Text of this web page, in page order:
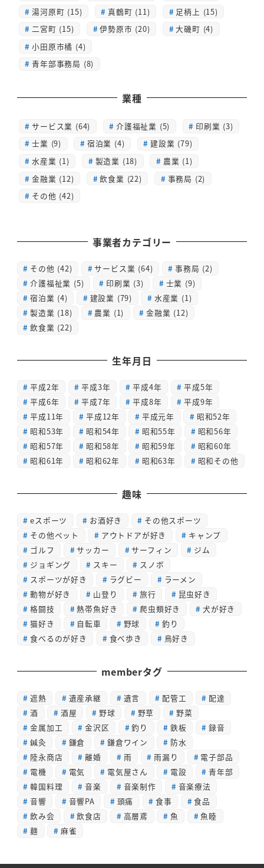
湯河原町 (15)
真鶴町 (11)
足柄上 (15)
二宮町 (15)
伊勢原市 (20)
大磯町 (4)
小田原市橘 (4)
青年部事務局 (8)
業種
サービス業 (64) 介護福祉業 (5)
印刷業 (3)
士業 (9)
宿泊業 (4)
建設業 (79)
水産業 (1)
製造業 (18)
農業 (1)
金融業 (12)
飲食業 (22)
事務局 (2)
その他 (42)
事業者カテゴリー
その他 (42) サービス業 (64) 事務局 (2)
介護福祉業 (5) 印刷業 (3) 士業 (9)
宿泊業 (4) 建設業 (79) 水産業 (1)
製造業 (18) 農業 (1) 金融業 (12)
飲食業 (22)
生年月日
平成2年 平成3年 平成4年
平成5年
平成6年
平成7年 平成8年
平成9年
平成11年
平成12年 平成元年
昭和52年
昭和53年
昭和54年 昭和55年
昭和56年
昭和57年
昭和58年 昭和59年
昭和60年
昭和61年
昭和62年 昭和63年 昭和その他
趣味
eスポーツ お酒好き
その他スポーツ
その他ペット
アウトドアが好き
キャンプ
ゴルフ
サッカー サーフィン
ジム
ジョギング
スキー
スノボ
スポーツが好き
ラグビー
ラーメン
動物が好き
山登り 旅行
昆虫好き
格闘技
熱帯魚好き 爬虫類好き
犬が好き
猫好き
自転車 野球
釣り
食べるのが好き
食べ歩き 鳥好き
memberタグ
遮熱 遺産承継 遺言 配管工
配達
酒
酒屋 野球 野草
野菜
金属加工
金沢区 釣り 鉄板
録音
鍼灸
鎌倉 鎌倉ワイン
防水
陸永商店
離婚 雨 雨漏り
電子部品
電機
電気 電気屋さん 電設
青年部
韓国料理
音楽 音楽制作
音楽療法
音響
音響PA 頭痛 食事
食品
飲み会
飲食店 高層鳶 魚
魚睦
麺
麻雀